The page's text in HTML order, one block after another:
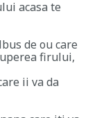
acasa te
de ou care
firului,
ii va da